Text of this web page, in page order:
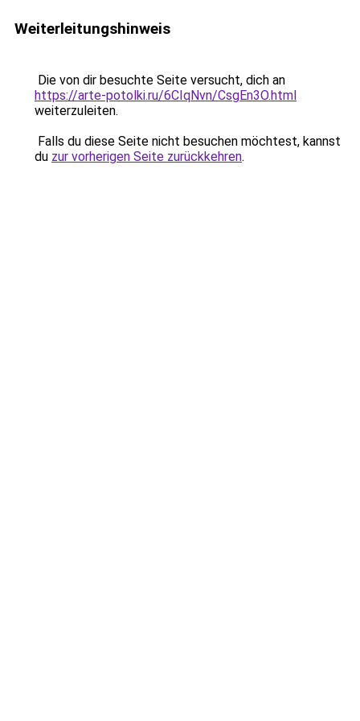
Weiterleitungshinweis
Die von dir besuchte Seite versucht, dich an
https://arte-potolki.ru/6CIqNvn/CsgEn3O.html
weiterzuleiten.
Falls du diese Seite nicht besuchen möchtest, kannst
du zur vorherigen Seite zurückkehren.